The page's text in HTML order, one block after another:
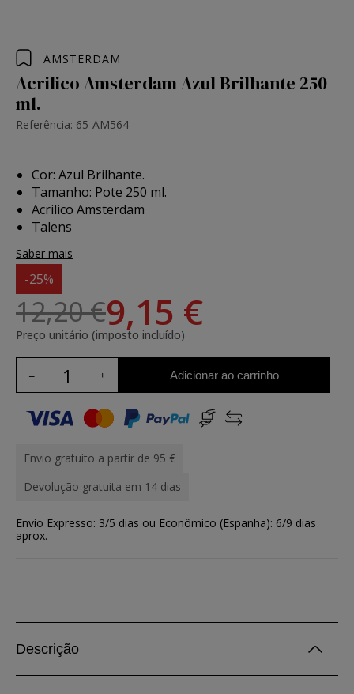
AMSTERDAM
Acrilico Amsterdam Azul Brilhante 250
ml.
Referência: 65-AM564
Cor: Azul Brilhante.
Tamanho: Pote 250 ml.
Acrilico Amsterdam
Talens
Saber mais
-25%
12,20 €9,15 €
Preço unitário (imposto incluído)
Adicionar ao carrinho
Envio gratuito a partir de 95 €
Devolução gratuita em 14 dias
Envio Expresso: 3/5 dias ou Econômico (Espanha): 6/9 dias
aprox.
Descrição